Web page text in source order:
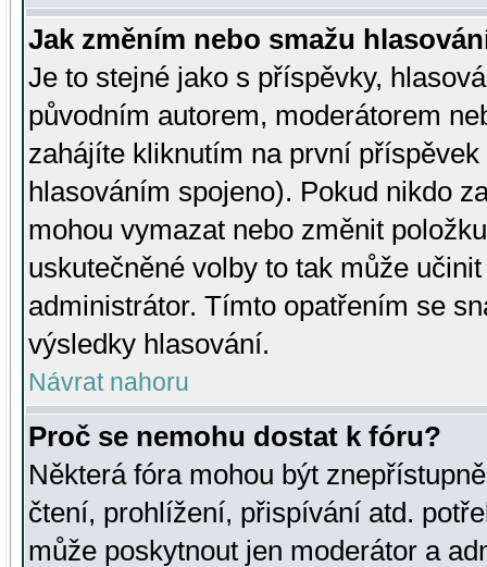
Jak změním nebo smažu
Je to stejné jako s příspěvky,
původním autorem, moderátorem
zahájíte kliknutím na první
hlasováním spojeno). Pokud nikdo
mohou vymazat nebo změnit
uskutečněné volby to tak může
administrátor. Tímto opatřením se
výsledky hlasování.
Návrat nahoru
Proč se nemohu dostat k fóru?
Některá fóra mohou být
čtení, prohlížení, přispívání atd.
může poskytnout jen moderátor a